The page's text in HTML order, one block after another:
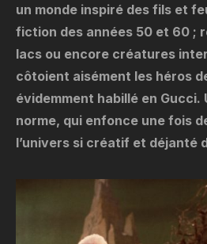
un monde inspiré des fils et
fiction des années 50 et 60 ;
lacs ou encore créatures
côtoient aisément les héros
évidemment habillé en Gucci.
norme, qui enfonce une fois
l’univers si créatif et déjanté